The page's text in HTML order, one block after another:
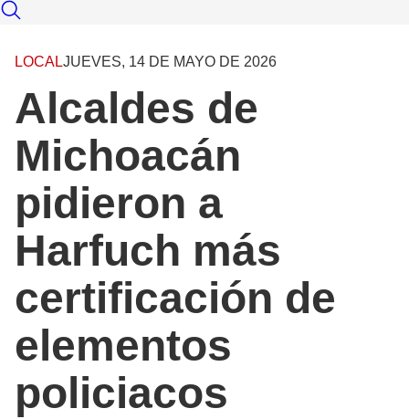
LOCALJUEVES, 14 DE MAYO DE 2026
Alcaldes de
Michoacán
pidieron a
Harfuch más
certificación de
elementos
policiacos